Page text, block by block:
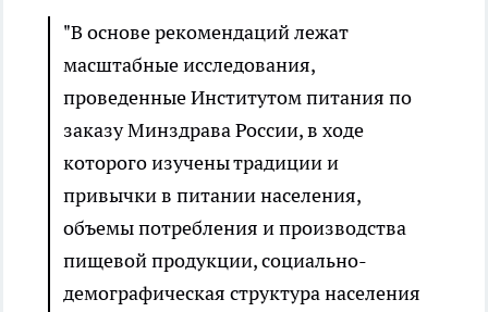
"В основе рекомендаций лежат
масштабные исследования,
проведенные Институтом питания по
заказу Минздрава России, в ходе
которого изучены традиции и
привычки в питании населения,
объемы потребления и производства
пищевой продукции, социально-
демографическая структура населения